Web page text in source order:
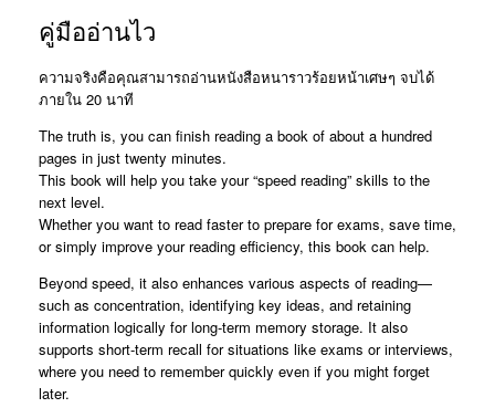
คู่มืออ่านไว
ความจริงคือคุณสามารถอ่านหนังสือหนาราวร้อยหน้าเศษๆ จบได้
ภายใน 20 นาที
The truth is, you can finish reading a book of about a hundred
pages in just twenty minutes.
This book will help you take your “speed reading” skills to the
next level.
Whether you want to read faster to prepare for exams, save time,
or simply improve your reading efficiency, this book can help.
Beyond speed, it also enhances various aspects of reading—
such as concentration, identifying key ideas, and retaining
information logically for long-term memory storage. It also
supports short-term recall for situations like exams or interviews,
where you need to remember quickly even if you might forget
later.